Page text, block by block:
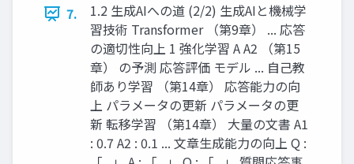
7.
1.2 生成AIへの道 (2/2) 生成AIと機械学
習技術 Transformer （第9章） ... 応答
の適切性向上 1 強化学習 A A2 （第15
章） の予測 応答評価 モデル ... ⾃⼰教
師あり学習 （第14章） 応答能⼒の向
上 パラメータの更新 パラメータの更
新 転移学習 （第14章） ⼤量の⽂書 A1
: 0.7 A2 : 0.1 ... ⽂章⽣成能⼒の向上 Q :